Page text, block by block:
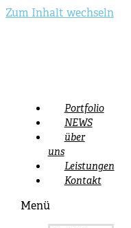
Zum Inhalt wechseln
Portfolio
NEWS
über
uns
Leistungen
Kontakt
Menü